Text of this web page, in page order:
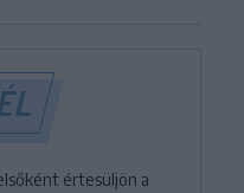
értesüljön a